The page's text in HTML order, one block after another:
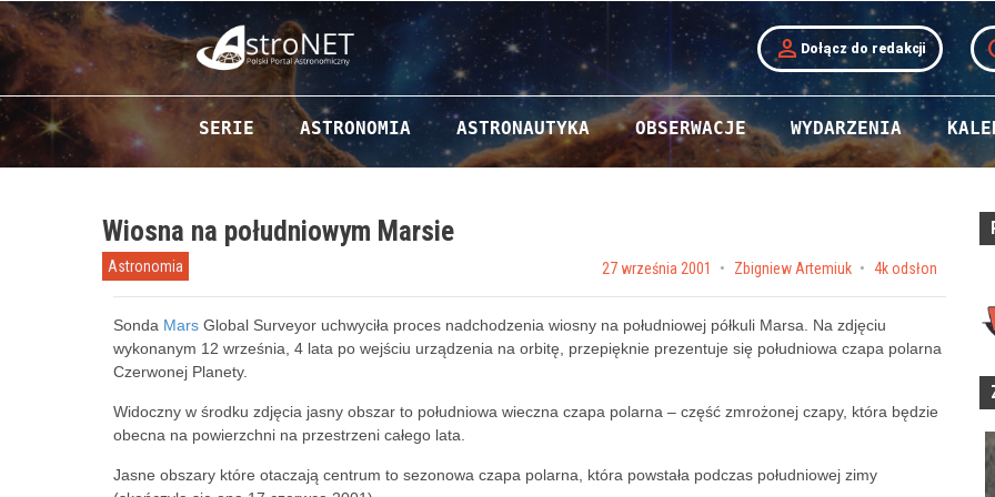
person Dołącz do redakcji
Przejdź do zawartości
SERIE ASTRONOMIA ASTRONAUTYKA OBSERWACJE WYDARZENIA
Wiosna na południowym Marsie
Astronomia Posted on
27 września 2001 by Zbigniew Artemiuk 4k odsłon
Sonda Mars Global Surveyor uchwyciła proces nadchodzenia wiosny na południowej półkuli Marsa. Na zdjęciu
wykonanym 12 września, 4 lata po wejściu urządzenia na orbitę, przepięknie prezentuje się południowa czapa polarna
Czerwonej Planety.
Widoczny w środku zdjęcia jasny obszar to południowa wieczna czapa polarna – część zmrożonej czapy, która będzie
obecna na powierzchni na przestrzeni całego lata.
Jasne obszary które otaczają centrum to sezonowa czapa polarna, która powstała podczas południowej zimy